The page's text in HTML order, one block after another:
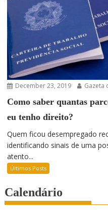
December 23, 2019 Gazeta
Como saber quantas
eu tenho direito?
Quem ficou desempregado
identificando sinais de uma
atento...
Últimos Posts
Calendário